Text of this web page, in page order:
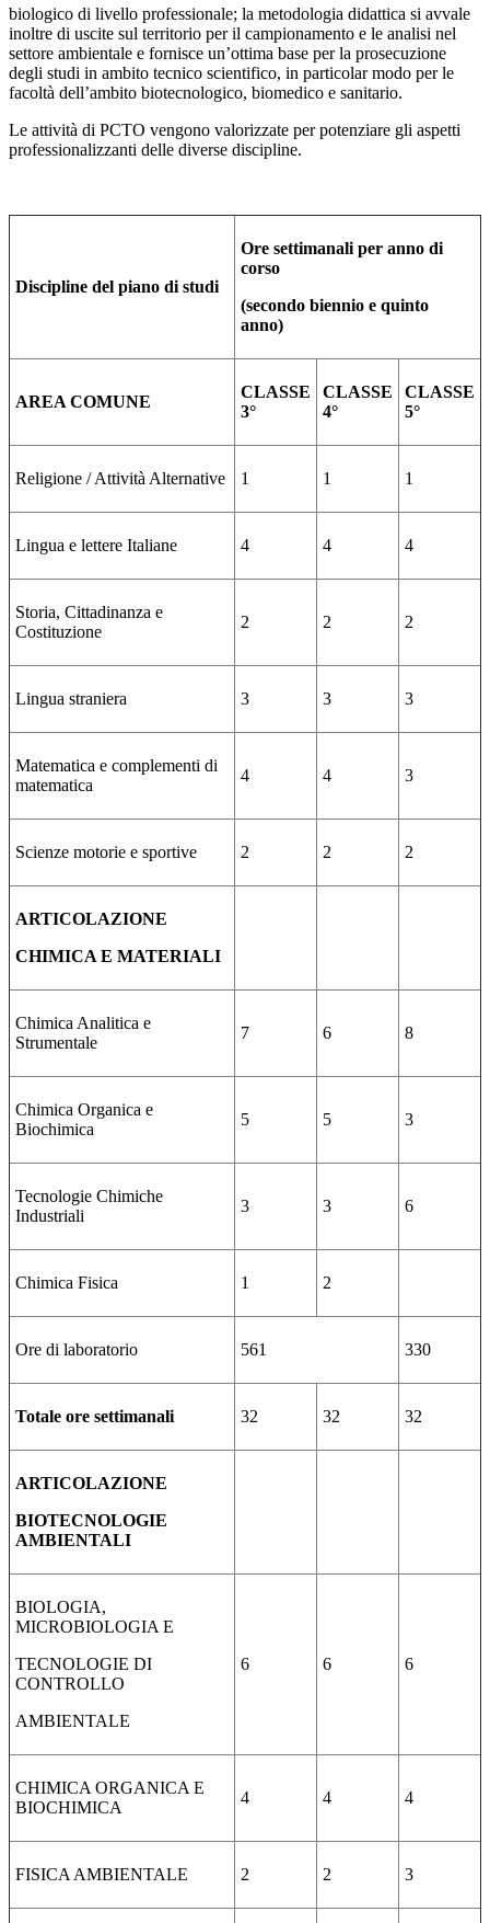
biologico di livello professionale; la metodologia didattica si avvale
inoltre di uscite sul territorio per il campionamento e le analisi nel
settore ambientale e fornisce un’ottima base per la prosecuzione
degli studi in ambito tecnico scientifico, in particolar modo per le
facoltà dell’ambito biotecnologico, biomedico e sanitario.
Le attività di PCTO vengono valorizzate per potenziare gli aspetti
professionalizzanti delle diverse discipline.
Discipline del piano di studi
Ore settimanali per anno di
corso
(secondo biennio e quinto
anno)
AREA COMUNE
CLASSE
3°
CLASSE
4°
CLASSE
5°
Religione / Attività Alternative 1 1 1
Lingua e lettere Italiane 4 4 4
Storia, Cittadinanza e
Costituzione
2 2 2
Lingua straniera 3 3 3
Matematica e complementi di
matematica
4 4 3
Scienze motorie e sportive 2 2 2
ARTICOLAZIONE
CHIMICA E MATERIALI
Chimica Analitica e
Strumentale
7 6 8
Chimica Organica e
Biochimica
5 5 3
Tecnologie Chimiche
Industriali
3 3 6
Chimica Fisica 1 2
Ore di laboratorio 561 330
Totale ore settimanali 32 32 32
ARTICOLAZIONE
BIOTECNOLOGIE
AMBIENTALI
BIOLOGIA,
MICROBIOLOGIA E
TECNOLOGIE DI
CONTROLLO
AMBIENTALE
6 6 6
CHIMICA ORGANICA E
BIOCHIMICA
4 4 4
FISICA AMBIENTALE 2 2 3